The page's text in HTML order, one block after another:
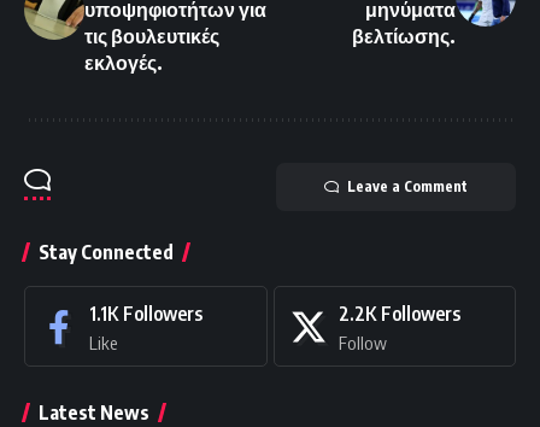
υποψηφιοτήτων για
τις βουλευτικές
εκλογές.
μηνύματα
βελτίωσης.
Leave a Comment
Stay Connected
1.1K Followers
Like
2.2K Followers
Follow
Latest News